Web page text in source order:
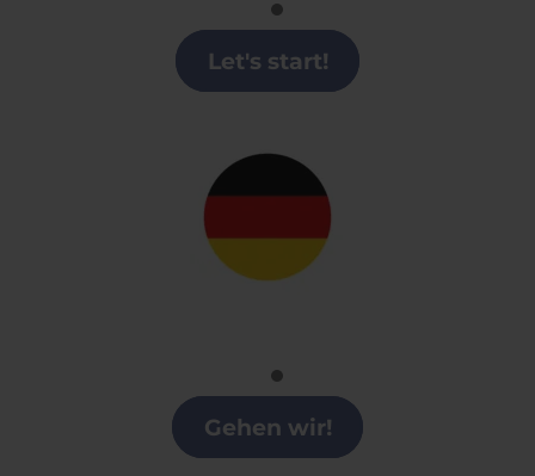
Clases de Inglés en Arroyomolinos
Let's start!
Clases alemán en Arroyomolinos
Gehen wir!